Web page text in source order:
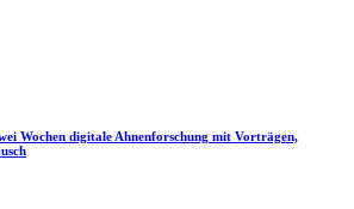
Wochen digitale Ahnenforschung mit Vorträgen,